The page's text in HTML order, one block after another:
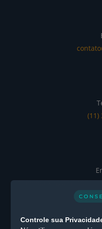
(11)
Alameda Xingu nº 1076
030 -
Controle sua